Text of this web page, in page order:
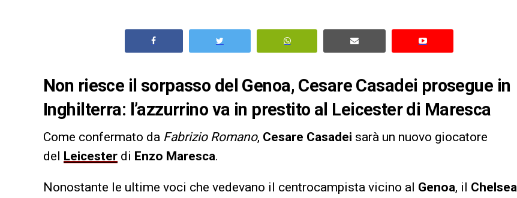
Non riesce il sorpasso del Genoa, Cesare Casadei prosegue in
Inghilterra: l’azzurrino va in prestito al Leicester di Maresca
Come confermato da Fabrizio Romano, Cesare Casadei sarà un nuovo giocatore
del Leicester di Enzo Maresca.
Nonostante le ultime voci che vedevano il centrocampista vicino al Genoa, il Chelsea